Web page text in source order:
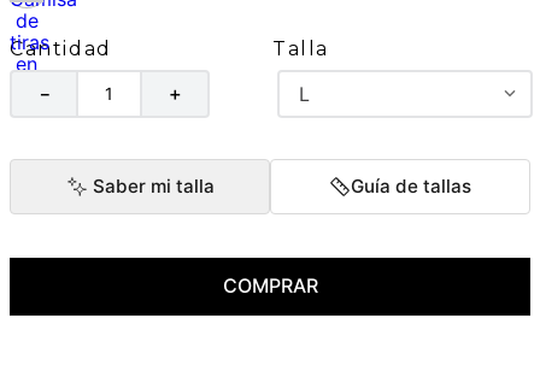
Cantidad
＋
－
Talla
L
Saber mi talla Guía de tallas
COMPRAR